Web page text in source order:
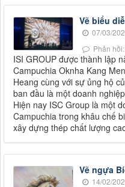
Vẽ biểu
07/03/
Phản
ISI GROUP được thành lập
Campuchia Oknha Kang
Heang cùng với sự ủng hộ
ban đầu là một doanh
Hiện nay ISC Group là một
Campuchia trong khâu chế
xây dựng thép chất lượng
Vẽ ngựa
14/02/